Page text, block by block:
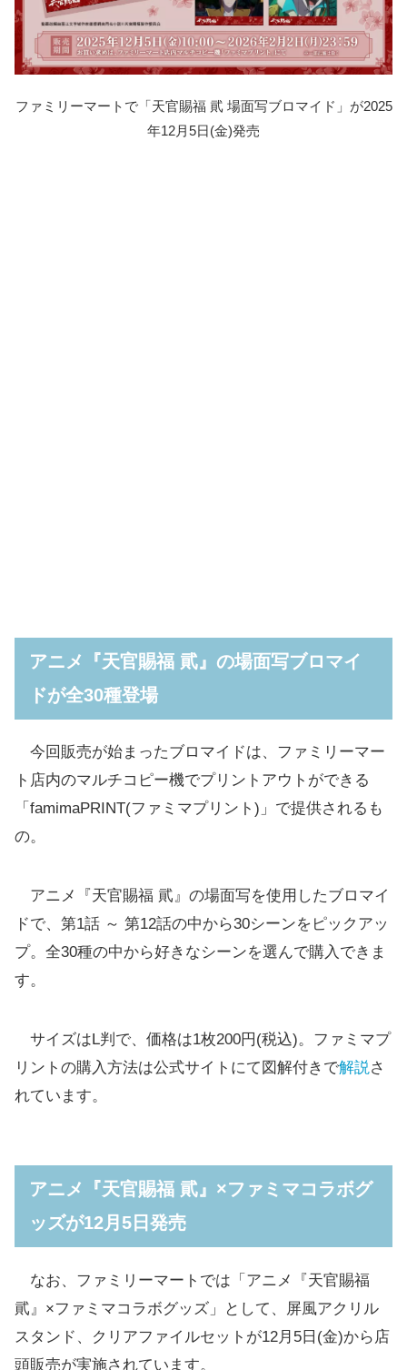
ファミリーマートで「天官賜福 貮 場面写ブロマイド」が2025
年12月5日(金)発売
アニメ『天官賜福 貮』の場面写ブロマイ
ドが全30種登場
今回販売が始まったブロマイドは、ファミリーマー
ト店内のマルチコピー機でプリントアウトができる
「famimaPRINT(ファミマプリント)」で提供されるも
の。
アニメ『天官賜福 貮』の場面写を使用したブロマイ
ドで、第1話 ～ 第12話の中から30シーンをピックアッ
プ。全30種の中から好きなシーンを選んで購入できま
す。
サイズはL判で、価格は1枚200円(税込)。ファミマプ
リントの購入方法は公式サイトにて図解付きで解説さ
れています。
アニメ『天官賜福 貮』×ファミマコラボグ
ッズが12月5日発売
なお、ファミリーマートでは「アニメ『天官賜福
貮』×ファミマコラボグッズ」として、屏風アクリル
スタンド、クリアファイルセットが12月5日(金)から店
頭販売が実施されています。